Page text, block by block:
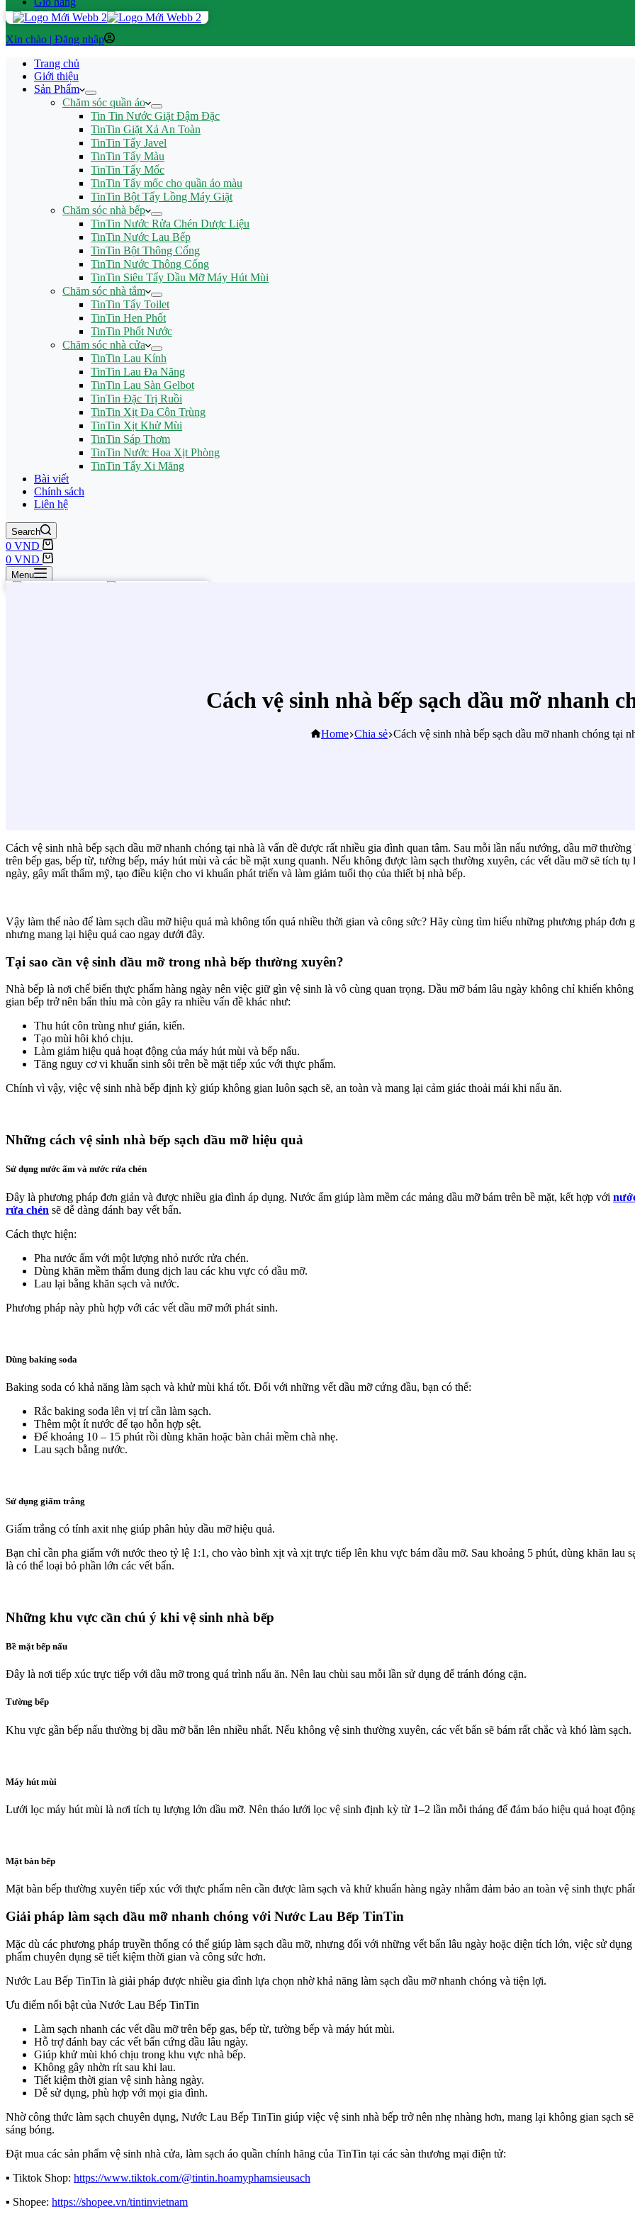
Đặt hàng
Đăng nhập
Trang chủ
Giới thiệu
Sản Phẩm
Chăm sóc quần áo
Tin Tin Nước Giặt Đậm Đặc
TinTin Giặt Xả An Toàn
TinTin Tẩy Javel
TinTin Tẩy Màu
TinTin Tẩy Mốc
TinTin Tẩy mốc cho quần áo màu
TinTin Bột Tẩy Lồng Máy Giặt
Chăm sóc nhà bếp
TinTin Nước Rửa Chén Dược Liệu
TinTin Nước Lau Bếp
TinTin Bột Thông Cống
TinTin Nước Thông Cống
TinTin Siêu Tẩy Dầu Mỡ Máy Hút Mùi
Chăm sóc nhà tắm
TinTin Tẩy Toilet
TinTin Hen Phốt
TinTin Phốt Nước
Chăm sóc nhà cửa
TinTin Lau Kính
TinTin Lau Đa Năng
TinTin Lau Sàn Gelbot
TinTin Đặc Trị Ruồi
TinTin Xịt Đa Côn Trùng
TinTin Xịt Khử Mùi
TinTin Sáp Thơm
TinTin Nước Hoa Xịt Phòng
TinTin Tẩy Xi Măng
Bài viết
Chính sách
Liên hệ
Search
0 VND
0 VND
Menu
Cách vệ sinh nhà bếp sạch dầu mỡ nhanh
Home Chia sẻ Cách vệ sinh nhà bếp sạch dầu mỡ nhanh chóng tại
Cách vệ sinh nhà bếp sạch dầu mỡ nhanh chóng tại nhà là vấn đề được rất nhiều gia đình quan tâm. Sau mỗi lần nấu nướng, dầu mỡ thường
trên bếp gas, bếp từ, tường bếp, máy hút mùi và các bề mặt xung quanh. Nếu không được làm sạch thường xuyên, các vết dầu mỡ sẽ tích tụ
ngày, gây mất thẩm mỹ, tạo điều kiện cho vi khuẩn phát triển và làm giảm tuổi thọ của thiết bị nhà bếp.
Vậy làm thế nào để làm sạch dầu mỡ hiệu quả mà không tốn quá nhiều thời gian và công sức? Hãy cùng tìm hiểu những phương pháp đơn
nhưng mang lại hiệu quả cao ngay dưới đây.
Tại sao cần vệ sinh dầu mỡ trong nhà bếp thường xuyên?
Nhà bếp là nơi chế biến thực phẩm hàng ngày nên việc giữ gìn vệ sinh là vô cùng quan trọng. Dầu mỡ bám lâu ngày không chỉ khiến không
gian bếp trở nên bẩn thỉu mà còn gây ra nhiều vấn đề khác như:
Thu hút côn trùng như gián, kiến.
Tạo mùi hôi khó chịu.
Làm giảm hiệu quả hoạt động của máy hút mùi và bếp nấu.
Tăng nguy cơ vi khuẩn sinh sôi trên bề mặt tiếp xúc với thực phẩm.
Chính vì vậy, việc vệ sinh nhà bếp định kỳ giúp không gian luôn sạch sẽ, an toàn và mang lại cảm giác thoải mái khi nấu ăn.
Những cách vệ sinh nhà bếp sạch dầu mỡ hiệu quả
Sử dụng nước ấm và nước rửa chén
Đây là phương pháp đơn giản và được nhiều gia đình áp dụng. Nước ấm giúp làm mềm các mảng dầu mỡ bám trên bề mặt, kết hợp với
rửa chén sẽ dễ dàng đánh bay vết bẩn.
Cách thực hiện:
Pha nước ấm với một lượng nhỏ nước rửa chén.
Dùng khăn mềm thấm dung dịch lau các khu vực có dầu mỡ.
Lau lại bằng khăn sạch và nước.
Phương pháp này phù hợp với các vết dầu mỡ mới phát sinh.
Dùng baking soda
Baking soda có khả năng làm sạch và khử mùi khá tốt. Đối với những vết dầu mỡ cứng đầu, bạn có thể:
Rắc baking soda lên vị trí cần làm sạch.
Thêm một ít nước để tạo hỗn hợp sệt.
Để khoảng 10 – 15 phút rồi dùng khăn hoặc bàn chải mềm chà nhẹ.
Lau sạch bằng nước.
Sử dụng giấm trắng
Giấm trắng có tính axit nhẹ giúp phân hủy dầu mỡ hiệu quả.
Bạn chỉ cần pha giấm với nước theo tỷ lệ 1:1, cho vào bình xịt và xịt trực tiếp lên khu vực bám dầu mỡ. Sau khoảng 5 phút, dùng khăn lau
là có thể loại bỏ phần lớn các vết bẩn.
Những khu vực cần chú ý khi vệ sinh nhà bếp
Bề mặt bếp nấu
Đây là nơi tiếp xúc trực tiếp với dầu mỡ trong quá trình nấu ăn. Nên lau chùi sau mỗi lần sử dụng để tránh đóng cặn.
Tường bếp
Khu vực gần bếp nấu thường bị dầu mỡ bắn lên nhiều nhất. Nếu không vệ sinh thường xuyên, các vết bẩn sẽ bám rất chắc và khó làm sạch.
Máy hút mùi
Lưới lọc máy hút mùi là nơi tích tụ lượng lớn dầu mỡ. Nên tháo lưới lọc vệ sinh định kỳ từ 1–2 lần mỗi tháng để đảm bảo hiệu quả hoạt
Mặt bàn bếp
Mặt bàn bếp thường xuyên tiếp xúc với thực phẩm nên cần được làm sạch và khử khuẩn hàng ngày nhằm đảm bảo an toàn vệ sinh thực
Giải pháp làm sạch dầu mỡ nhanh chóng với Nước Lau Bếp TinTin
Mặc dù các phương pháp truyền thống có thể giúp làm sạch dầu mỡ, nhưng đối với những vết bẩn lâu ngày hoặc diện tích lớn, việc sử dụng
phẩm chuyên dụng sẽ tiết kiệm thời gian và công sức hơn.
Nước Lau Bếp TinTin là giải pháp được nhiều gia đình lựa chọn nhờ khả năng làm sạch dầu mỡ nhanh chóng và tiện lợi.
Ưu điểm nổi bật của Nước Lau Bếp TinTin
Làm sạch nhanh các vết dầu mỡ trên bếp gas, bếp từ, tường bếp và máy hút mùi.
Hỗ trợ đánh bay các vết bẩn cứng đầu lâu ngày.
Giúp khử mùi khó chịu trong khu vực nhà bếp.
Không gây nhờn rít sau khi lau.
Tiết kiệm thời gian vệ sinh hàng ngày.
Dễ sử dụng, phù hợp với mọi gia đình.
Nhờ công thức làm sạch chuyên dụng, Nước Lau Bếp TinTin giúp việc vệ sinh nhà bếp trở nên nhẹ nhàng hơn, mang lại không gian sạch
sáng bóng.
Đặt mua các sản phẩm vệ sinh nhà cửa, làm sạch áo quần chính hãng của TinTin tại các sàn thương mại điện tử:
▪️ Tiktok Shop: https://www.tiktok.com/@tintin.hoamyphamsieusach
▪️ Shopee: https://shopee.vn/tintinvietnam